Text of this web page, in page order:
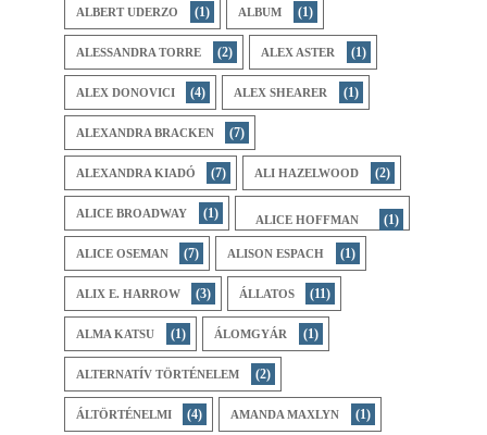
ALBERT UDERZO (1) ALBUM (1)
ALESSANDRA TORRE (2) ALEX ASTER (1)
ALEX DONOVICI (4) ALEX SHEARER (1)
ALEXANDRA BRACKEN (7)
ALEXANDRA KIADÓ (7) ALI HAZELWOOD (2)
ALICE BROADWAY (1) ALICE HOFFMAN (1)
ALICE OSEMAN (7) ALISON ESPACH (1)
ALIX E. HARROW (3) ÁLLATOS (11)
ALMA KATSU (1) ÁLOMGYÁR (1)
ALTERNATÍV TÖRTÉNELEM (2)
ÁLTÖRTÉNELMI (4) AMANDA MAXLYN (1)